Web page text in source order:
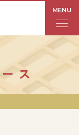
MENU
ス